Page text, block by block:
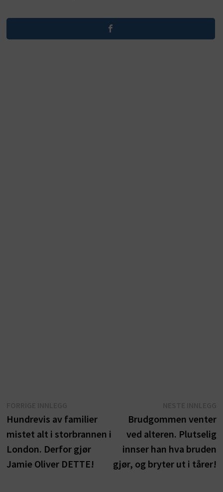
innlegg:
Hundrevis av familier
mistet alt i storbrannen i
London. Derfor gjør
Jamie Oliver DETTE!
Brudgommen venter
ved alteren. Plutselig
innser han hva bruden
gjør, og bryter ut i tårer!